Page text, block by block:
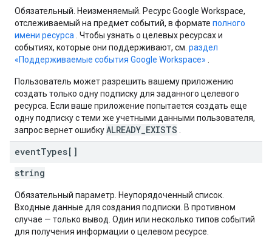
Обязательный. Неизменяемый. Ресурс Google Workspace,
отслеживаемый на предмет событий, в формате полного
имени ресурса . Чтобы узнать о целевых ресурсах и
событиях, которые они поддерживают, см. раздел
«Поддерживаемые события Google Workspace»
Пользователь может разрешить вашему приложению
создать только одну подписку для заданного целевого
ресурса. Если ваше приложение попытается создать еще
одну подписку с теми же учетными данными пользователя,
запрос вернет ошибкуALREADY_EXISTS
eventTypes[]
string
Обязательный параметр. Неупорядоченный список.
Входные данные для создания подписки. В противном
случае — только вывод. Один или несколько типов событий
для получения информации о целевом ресурсе.